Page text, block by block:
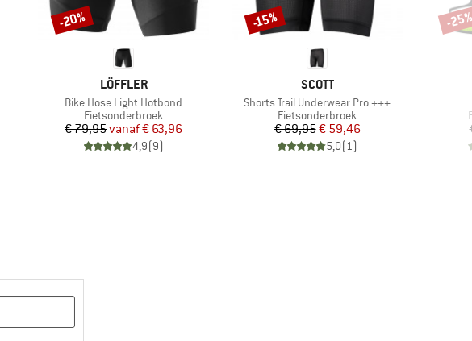
MERK
LÖFFLER
Artikel
Bike Hose Light Hotbond
Productgroep
Fietsonderbroek
Prijs
€ 79,95 Verlaagde prijs
vanaf€ 63,96
4,9(9)
Korting
-20%
MERK
SCOTT
Artikel
Shorts Trail Underwear Pro +++
Productgroep
Fietsonderbroek
Prijs
€ 69,95Verlaagde prijs
€ 59,46
5,0(1)
Korting
-15% -